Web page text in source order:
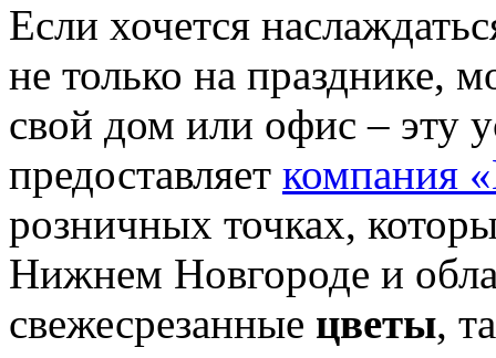
Если хочется
не только на празднике,
свой дом или офис – эту
предоставляет компания
розничных точках,
Нижнем Новгороде и
свежесрезанные цветы,